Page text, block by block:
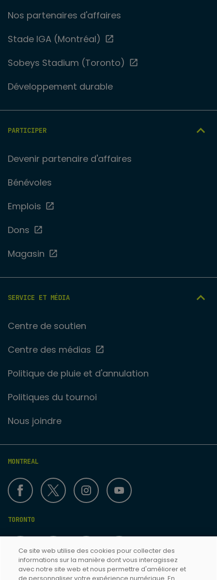
Nos partenaires d'affaires
Stade IGA (Montréal)
Sobeys Stadium (Toronto)
Développement durable
PARTICIPER
Devenir partenaire d'affaires
Bénévoles
Emplois
Dons
Magasin
SERVICE ET MÉDIA
Centre de soutien
Centre des médias
Politique de pluie et d'annulation
Politiques du tournoi
Nous joindre
MONTREAL
TORONTO
Ce site web utilise des cookies pour collecter des
informations sur la manière dont vous interagissez
avec notre site web et nous permettre d'améliorer et